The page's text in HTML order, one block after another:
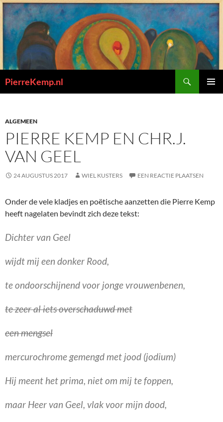
Ga
naar
de
inhoud
PierreKemp.nl
ALGEMEEN
PIERRE KEMP EN CHR.J.
VAN GEEL
24 AUGUSTUS 2017 WIEL KUSTERS EEN REACTIE PLAATSEN
Onder de vele kladjes en poëtische aanzetten die Pierre Kemp
heeft nagelaten bevindt zich deze tekst:
Dichter van Geel
wijdt mij een donker Rood,
te ondoorschijnend voor jonge vrouwenbenen,
te zeer al iets overschaduwd met
een mengsel
mercurochrome gemengd met jood (jodium)
Hij meent het prima, niet om mij te foppen,
maar Heer van Geel, vlak voor mijn dood,